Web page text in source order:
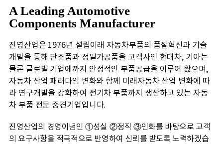
A Leading Automotive
Components Manufacturer
진영산업은 1976년 설립이래 자동차부품의 품질혁신과 기술
개발을 통해 단조품과 정밀가공품을 고객사인 현대차, 기아는
물론 글로벌 기업에까지 안정적인 부품공급을 이루어 왔으며,
자동차 산업 패러다임 변화와 함께 미래자동차 산업 변화에 따
라 연구개발을 강화하여 전기차 부품까지 생산하고 있는 자동
차 부품 전문 중견기업입니다.
진영산업의 경영이념인 ①성실 ②정직 ③인화를 바탕으로 고객
의 요구사항을 적극적으로 반영하여 신뢰를 받도록 노력하겠습